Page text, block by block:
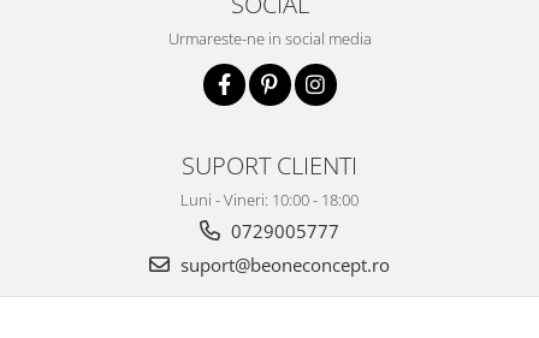
Urmareste-ne in social media
SUPORT CLIENTI
Luni - Vineri: 10:00 - 18:00
0729005777
suport@beoneconcept.ro